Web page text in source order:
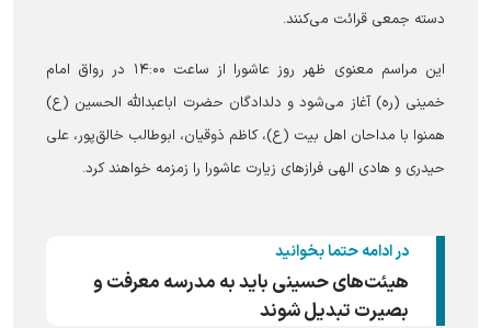
دسته جمعی قرائت می‌کنند.
این مراسم معنوی ظهر روز عاشورا از ساعت ۱۴:۰۰ در رواق امام
خمینی (ره) آغاز می‌شود و دلدادگان حضرت اباعبدالله الحسین (ع)
همنوا با مداحان اهل بیت (ع)، کاظم ذوقیان، ابوطالب خالق‌پور، علی
حیدری و هادی الهی فراز‌های زیارت عاشورا را زمزمه خواهند کرد.
در ادامه حتما بخوانید
هیئت‌های حسینی باید به مدرسه معرفت و
بصیرت تبدیل شوند